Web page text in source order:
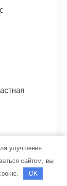
улучшения
сайтом, вы
OK